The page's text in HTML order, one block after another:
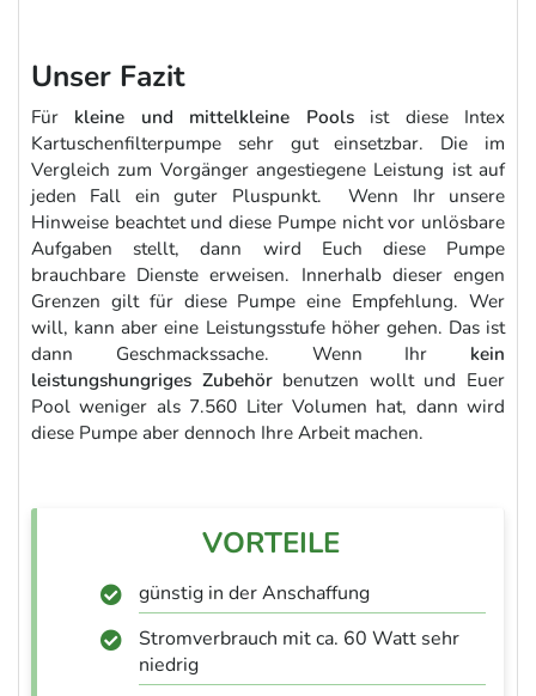
Unser Fazit
Für kleine und mittelkleine Poolsist diese Intex
Kartuschenfilterpumpe sehr gut einsetzbar. Die im
Vergleich zum Vorgänger angestiegene Leistung ist auf
jeden Fall ein guter Pluspunkt. Wenn Ihr unsere
Hinweise beachtet und diese Pumpe nicht vor unlösbare
Aufgaben stellt, dann wird Euch diese Pumpe
brauchbare Dienste erweisen. Innerhalb dieser engen
Grenzen gilt für diese Pumpe eine Empfehlung. Wer
will, kann aber eine Leistungsstufe höher gehen. Das ist
dann Geschmackssache. Wenn Ihr kein
leistungshungriges Zubehörbenutzen wollt und Euer
Pool weniger als 7.560 Liter Volumen hat, dann wird
diese Pumpe aber dennoch Ihre Arbeit machen.
günstig in der Anschaffung
Stromverbrauch mit ca. 60 Watt sehr
niedrig